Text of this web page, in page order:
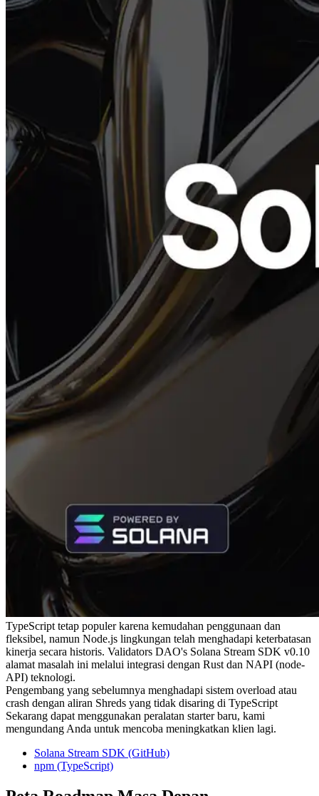
TypeScript tetap populer karena kemudahan penggunaan dan
fleksibel, namun Node.js lingkungan telah menghadapi keterbatasan
kinerja secara historis. Validators DAO's Solana Stream SDK v0.10
alamat masalah ini melalui integrasi dengan Rust dan NAPI (node-
API) teknologi.
Pengembang yang sebelumnya menghadapi sistem overload atau
crash dengan aliran Shreds yang tidak disaring di TypeScript
Sekarang dapat menggunakan peralatan starter baru, kami
mengundang Anda untuk mencoba meningkatkan klien lagi.
Solana Stream SDK (GitHub)
npm (TypeScript)